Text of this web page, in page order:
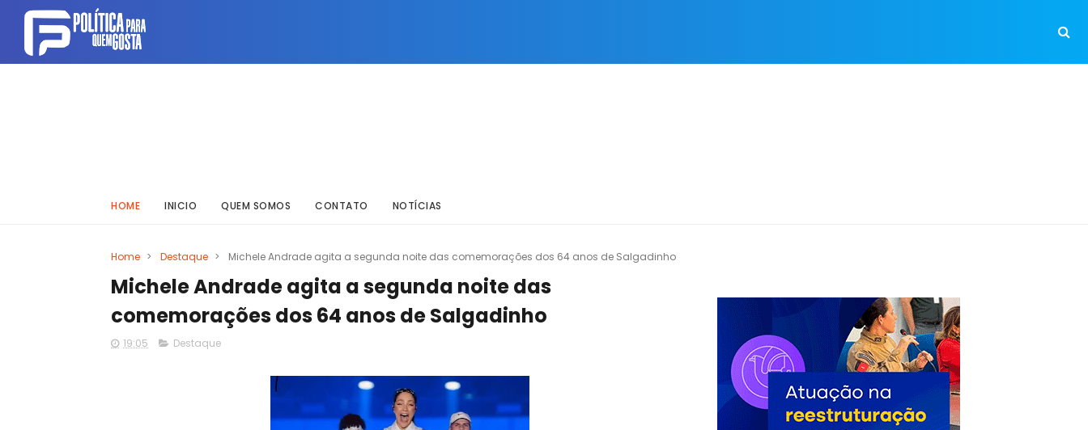
HOME INICIO QUEM SOMOS CONTATO NOTÍCIAS
Home > Destaque > Michele Andrade agita a segunda noite das comemorações dos 64 anos de Salgadinho
Michele Andrade agita a segunda noite das
comemorações dos 64 anos de Salgadinho
19:05 Destaque